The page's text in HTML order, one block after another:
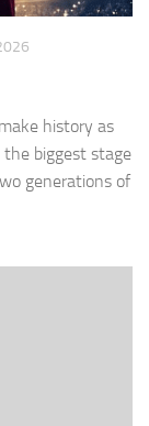
history as
the biggest stage
generations of